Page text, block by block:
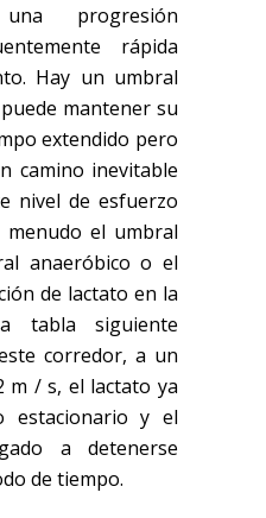
progresión
rápida
Hay un umbral
mantener su
extendido pero
camino inevitable
nivel de esfuerzo
el umbral
anaeróbico o el
de lactato en la
tabla siguiente
corredor, a un
m / s, el lactato ya
estacionario y el
a detenerse
de tiempo.